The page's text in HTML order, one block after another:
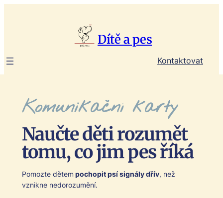
Dítě a pes
Kontaktovat
Komunikační karty
Naučte děti rozumět
tomu, co jim pes říká
Pomozte dětem pocho­pit psí signá­ly dřív, než
vznikne nedorozumění.